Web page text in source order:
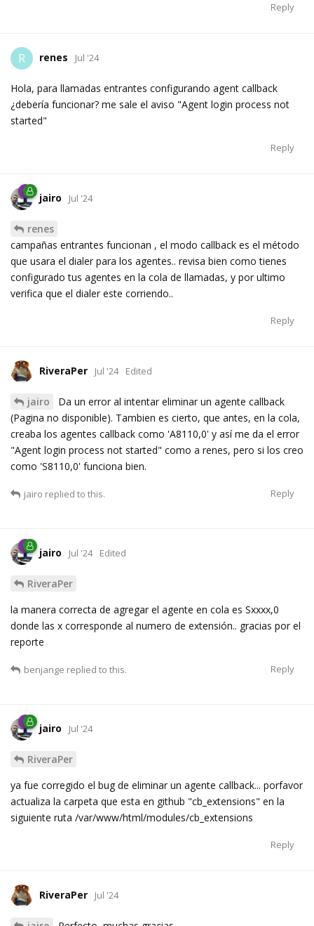
Reply
R renes Jul '24
Hola, para llamadas entrantes configurando agent callback
¿debería funcionar? me sale el aviso "Agent login process not
started"
Reply
jairo Jul '24
renes
campañas entrantes funcionan , el modo callback es el método
que usara el dialer para los agentes.. revisa bien como tienes
configurado tus agentes en la cola de llamadas, y por ultimo
verifica que el dialer este corriendo..
Reply
RiveraPer Jul '24 Edited
jairo
Da un error al intentar eliminar un agente callback
(Pagina no disponible). Tambien es cierto, que antes, en la cola,
creaba los agentes callback como 'A8110,0' y así me da el error
"Agent login process not started" como a renes, pero si los creo
como 'S8110,0' funciona bien.
Reply
jairo replied to this.
jairo Jul '24 Edited
RiveraPer
la manera correcta de agregar el agente en cola es Sxxxx,0
donde las x corresponde al numero de extensión.. gracias por el
reporte
Reply
benjange replied to this.
jairo Jul '24
RiveraPer
ya fue corregido el bug de eliminar un agente callback... porfavor
actualiza la carpeta que esta en github "cb_extensions" en la
siguiente ruta /var/www/html/modules/cb_extensions
Reply
RiveraPer Jul '24